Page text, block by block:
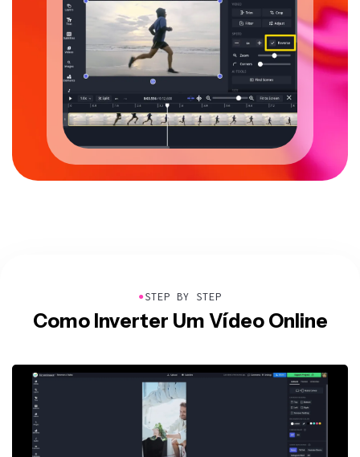
●STEP BY STEP
Como Inverter Um Vídeo Online